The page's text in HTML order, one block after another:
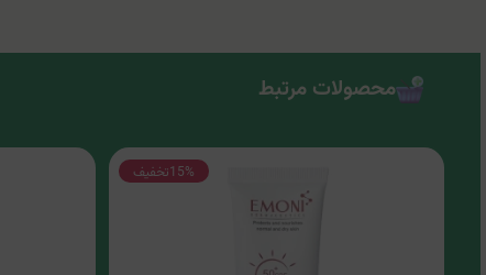
محصولات مرتبط
15%تخفیف